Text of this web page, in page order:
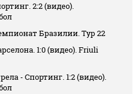
2:2 (видео).
Бразилии. Тур 22
1:0 (видео). Friuli
- Спортинг. 1:2 (видео).